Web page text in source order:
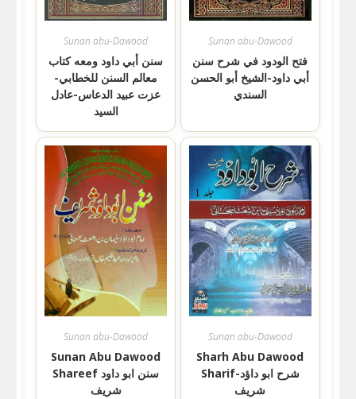
Sunan abu-Dawood
سنن أبي داود ومعه كتاب
معالم السنن للخطابي-
عزت عبيد الدعاس-عادل
السيد
Sunan abu-Dawood
فتح الودود في شرح سنن
أبي داود-الشيخ أبو الحسن
السندي
Sunan abu-Dawood
Sunan Abu Dawood
Shareef سنن ابو داود
شریف
Sunan abu-Dawood
Sharh Abu Dawood
Sharif-شرح ابو داؤد
شریف